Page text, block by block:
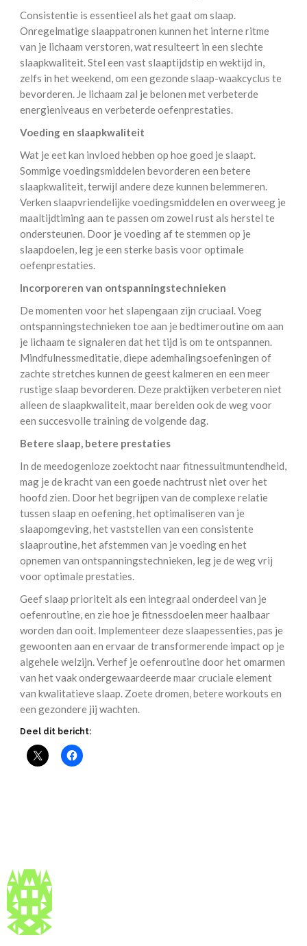
Consistentie is essentieel als het gaat om slaap.
Onregelmatige slaappatronen kunnen het interne ritme
van je lichaam verstoren, wat resulteert in een slechte
slaapkwaliteit. Stel een vast slaaptijdstip en wektijd in,
zelfs in het weekend, om een gezonde slaap-waakcyclus te
bevorderen. Je lichaam zal je belonen met verbeterde
energieniveaus en verbeterde oefenprestaties.
Voeding en slaapkwaliteit
Wat je eet kan invloed hebben op hoe goed je slaapt.
Sommige voedingsmiddelen bevorderen een betere
slaapkwaliteit, terwijl andere deze kunnen belemmeren.
Verken slaapvriendelijke voedingsmiddelen en overweeg je
maaltijdtiming aan te passen om zowel rust als herstel te
ondersteunen. Door je voeding af te stemmen op je
slaapdoelen, leg je een sterke basis voor optimale
oefenprestaties.
Incorporeren van ontspanningstechnieken
De momenten voor het slapengaan zijn cruciaal. Voeg
ontspanningstechnieken toe aan je bedtimeroutine om aan
je lichaam te signaleren dat het tijd is om te ontspannen.
Mindfulnessmeditatie, diepe ademhalingsoefeningen of
zachte stretches kunnen de geest kalmeren en een meer
rustige slaap bevorderen. Deze praktijken verbeteren niet
alleen de slaapkwaliteit, maar bereiden ook de weg voor
een succesvolle training de volgende dag.
Betere slaap, betere prestaties
In de meedogenloze zoektocht naar fitnessuitmuntendheid,
mag je de kracht van een goede nachtrust niet over het
hoofd zien. Door het begrijpen van de complexe relatie
tussen slaap en oefening, het optimaliseren van je
slaapomgeving, het vaststellen van een consistente
slaaproutine, het afstemmen van je voeding en het
opnemen van ontspanningstechnieken, leg je de weg vrij
voor optimale prestaties.
Geef slaap prioriteit als een integraal onderdeel van je
oefenroutine, en zie hoe je fitnessdoelen meer haalbaar
worden dan ooit. Implementeer deze slaapessenties, pas je
gewoonten aan en ervaar de transformerende impact op je
algehele welzijn. Verhef je oefenroutine door het omarmen
van het vaak ondergewaardeerde maar cruciale element
van kwalitatieve slaap. Zoete dromen, betere workouts en
een gezondere jij wachten.
Deel dit bericht: